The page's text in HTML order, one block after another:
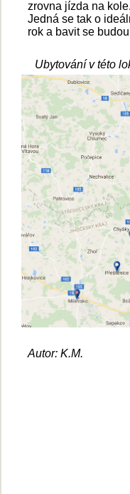
zrovna jízda na
Jedná se tak o
rok a bavit se
Ubytování v této
Autor: K.M.